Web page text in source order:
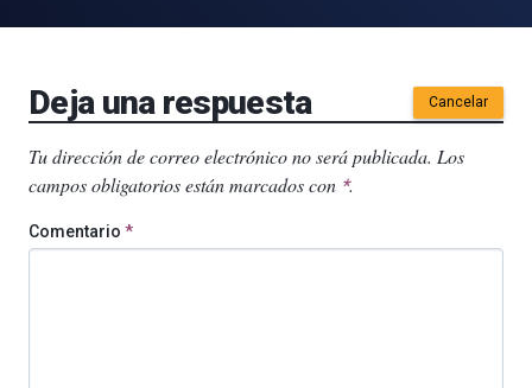
Deja una respuesta Cancelar
Tu dirección de correo electrónico no será publicada. Los
campos obligatorios están marcados con *.
Comentario *